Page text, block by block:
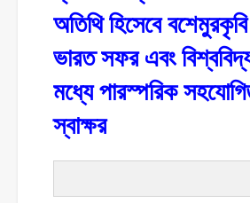
অতিথি হিসেবে
ভারত সফর এবং
মধ্যে পারস্পরিক
স্বাক্ষর